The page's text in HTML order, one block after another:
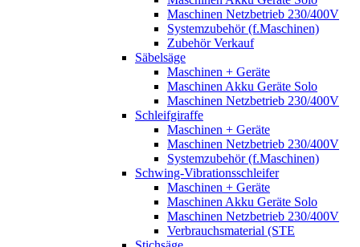
Maschinen Netzbetrieb 230/400V
Systemzubehör (f.Maschinen)
Zubehör Verkauf
Säbelsäge
Maschinen + Geräte
Maschinen Akku Geräte Solo
Maschinen Netzbetrieb 230/400V
Schleifgiraffe
Maschinen + Geräte
Maschinen Netzbetrieb 230/400V
Systemzubehör (f.Maschinen)
Schwing-Vibrationsschleifer
Maschinen + Geräte
Maschinen Akku Geräte Solo
Maschinen Netzbetrieb 230/400V
Verbrauchsmaterial (STE